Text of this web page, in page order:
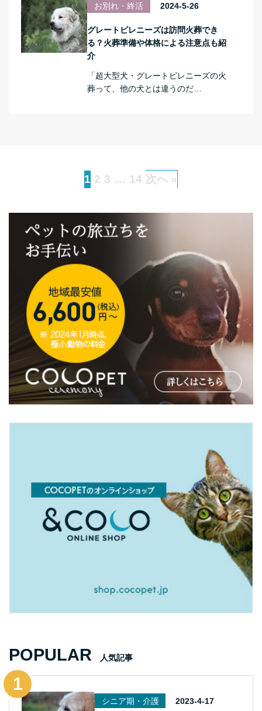
お別れ・終活 2024-5-26
グレートピレニーズは訪問火葬でき
る？火葬準備や体格による注意点も紹
介
「超大型犬・グレートピレニーズの火
葬って、他の犬とは違うのだ…
1 2 3 … 14 次へ »
POPULAR 人気記事
シニア期・介護 2023-4-17